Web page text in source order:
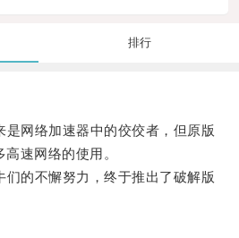
排行
网络加速器中的佼佼者，但原版
速网络的使用。
的不懈努力，终于推出了破解版